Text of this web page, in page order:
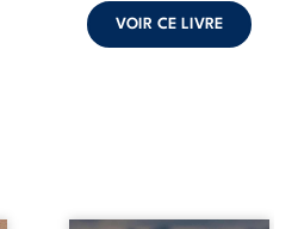
VOIR CE LIVRE